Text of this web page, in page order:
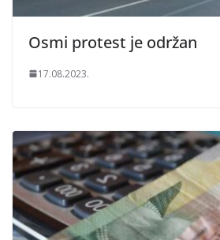
Osmi protest je održan
17.08.2023.